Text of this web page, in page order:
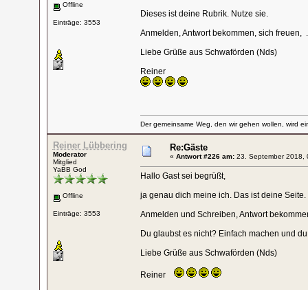
Offline
Einträge: 3553
Dieses ist deine Rubrik. Nutze sie.
Anmelden, Antwort bekommen, sich freuen,
Liebe Grüße aus Schwaförden (Nds)
Reiner
Der gemeinsame Weg, den wir gehen wollen, wird
Reiner Lübbering
Moderator
Mitglied
YaBB God
Offline
Einträge: 3553
Re:Gäste
« Antwort #226 am:23. September 2018,
Hallo Gast sei begrüßt,
ja genau dich meine ich. Das ist deine Seite.
Anmelden und Schreiben, Antwort
Du glaubst es nicht? Einfach machen und
Liebe Grüße aus Schwaförden (Nds)
Reiner